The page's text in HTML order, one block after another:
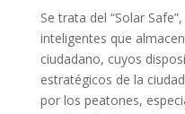
Se trata del “Solar
inteligentes que
ciudadano, cuyos
estratégicos de la
por los peatones,